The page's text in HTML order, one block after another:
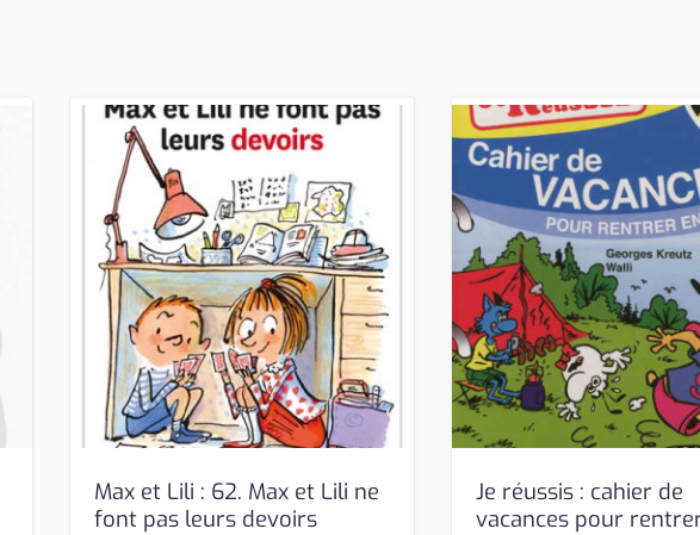
Max et Lili : 62. Max et Lili ne
font pas leurs devoirs
Je réussis : cahier de
vacances pour